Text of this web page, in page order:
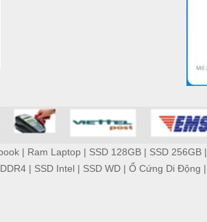
| Ram Laptop| SSD 128GB| SSD 256GB|
| SSD Intel| SSD WD| Ổ Cứng Di Động |